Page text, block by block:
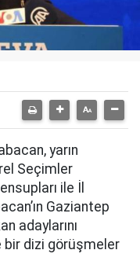
yarın
Seçimler
ile İl
Gaziantep
adaylarını
bir dizi görüşmeler